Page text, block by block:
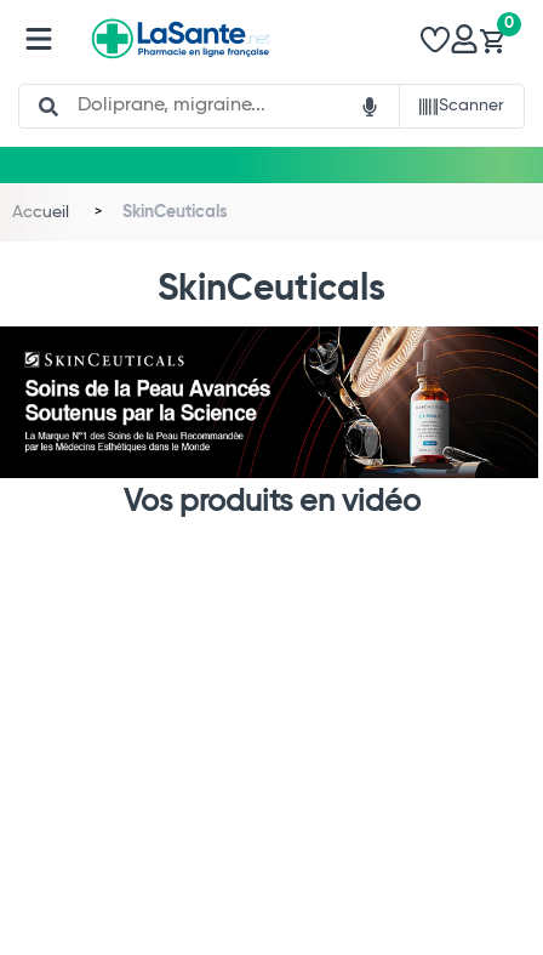
Search
Scanner
0
Accueil SkinCeuticals
SkinCeuticals
Vos produits en vidéo